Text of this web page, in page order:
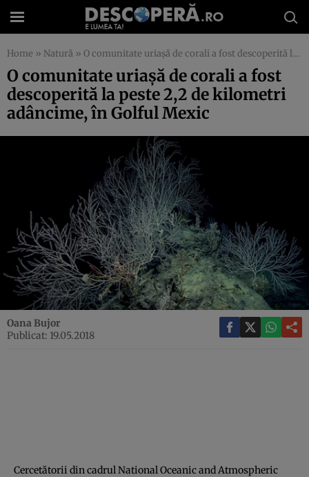
Home » Natură » O comunitate uriaşă de corali a fost descoperită la peste 2,2 de kilometri adâncime, în Golful Mexic
O comunitate uriaşă de corali a fost
descoperită la peste 2,2 de kilometri
adâncime, în Golful Mexic
Oana Bujor
Publicat: 19.05.2018
Cercetătorii din cadrul National Oceanic and Atmospheric